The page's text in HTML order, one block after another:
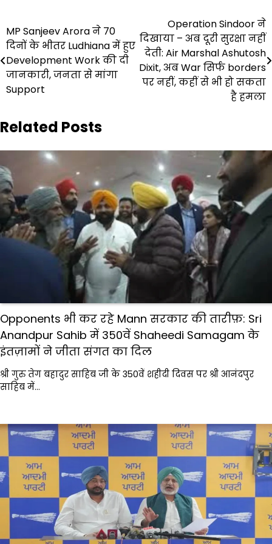
Post
navigation
MP Sanjeev Arora ने 70
दिनों के भीतर Ludhiana में हुए
Development Work की दी
जानकारी, जनता से मांगा
Support
Operation Sindoor ने
दिखाया – अब दूरी सुरक्षा नहीं
देती: Air Marshal Ashutosh
Dixit, अब War सिर्फ borders
पर नहीं, कहीं से भी हो सकता
है हमला
Related Posts
Opponents भी कर रहे Mann सरकार की तारीफ़: Sri
Anandpur Sahib में 350वें Shaheedi Samagam के
इंतज़ामों ने जीता संगत का दिल
श्री गुरु तेग बहादुर साहिब जी के 350वें शहीदी दिवस पर श्री आनंदपुर
साहिब में…